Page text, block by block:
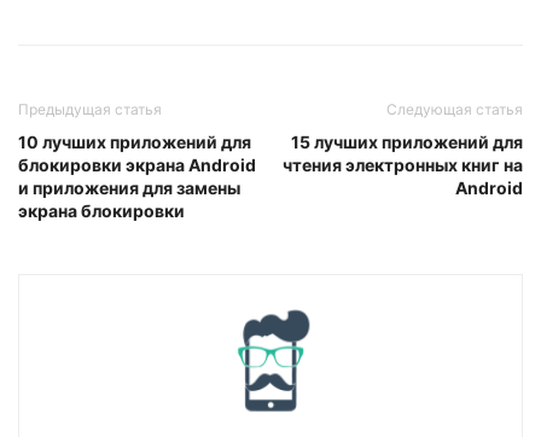
Предыдущая статья
10 лучших приложений для
блокировки экрана Android
и приложения для замены
экрана блокировки
Следующая статья
15 лучших приложений для
чтения электронных книг на
Android